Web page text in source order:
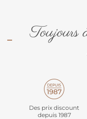
Toujours
Des prix discount
depuis 1987